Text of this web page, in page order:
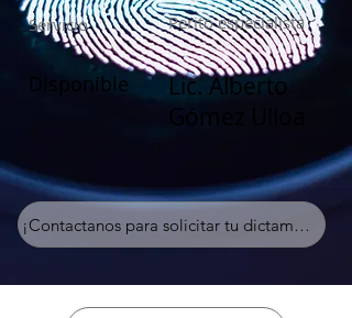
Servicio
Disponible
Perito especialista
Lic. Alberto
Gómez Ulloa
¡Contactanos para solicitar tu dictamen!